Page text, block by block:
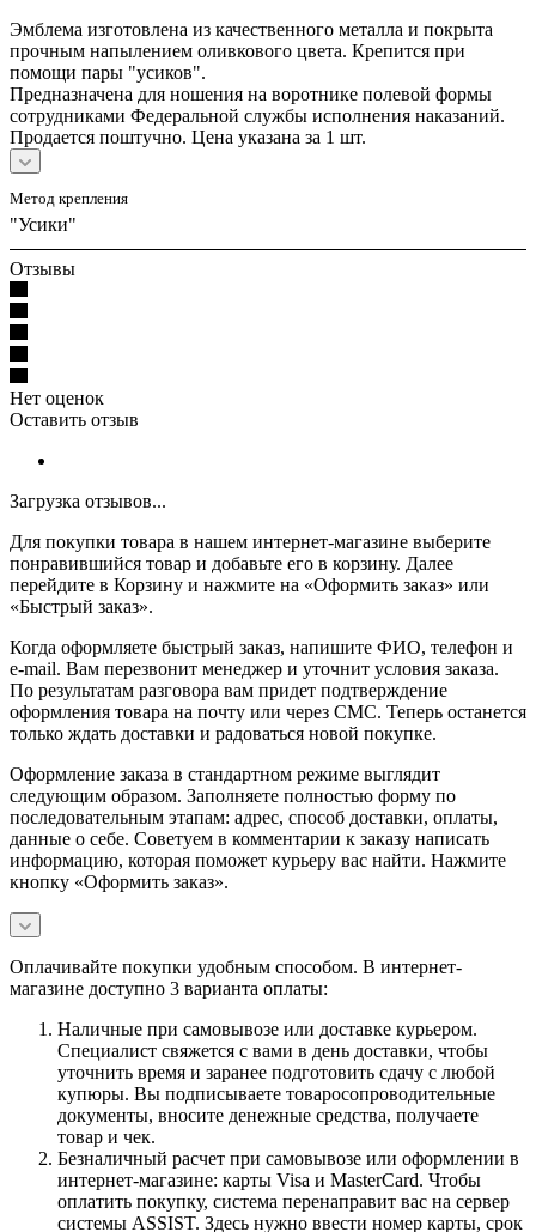
Эмблема изготовлена из качественного металла и покрыта
прочным напылением оливкового цвета. Крепится при
помощи пары "усиков".
Предназначена для ношения на воротнике полевой формы
сотрудниками Федеральной службы исполнения наказаний.
Продается поштучно. Цена указана за 1 шт.
Метод крепления
"Усики"
Отзывы
Нет оценок
Оставить отзыв
Загрузка отзывов...
Для покупки товара в нашем интернет-магазине выберите
понравившийся товар и добавьте его в корзину. Далее
перейдите в Корзину и нажмите на «Оформить заказ» или
«Быстрый заказ».
Когда оформляете быстрый заказ, напишите ФИО, телефон и
e-mail. Вам перезвонит менеджер и уточнит условия заказа.
По результатам разговора вам придет подтверждение
оформления товара на почту или через СМС. Теперь останется
только ждать доставки и радоваться новой покупке.
Оформление заказа в стандартном режиме выглядит
следующим образом. Заполняете полностью форму по
последовательным этапам: адрес, способ доставки, оплаты,
данные о себе. Советуем в комментарии к заказу написать
информацию, которая поможет курьеру вас найти. Нажмите
кнопку «Оформить заказ».
Оплачивайте покупки удобным способом. В интернет-
магазине доступно 3 варианта оплаты:
Наличные при самовывозе или доставке курьером.
Специалист свяжется с вами в день доставки, чтобы
уточнить время и заранее подготовить сдачу с любой
купюры. Вы подписываете товаросопроводительные
документы, вносите денежные средства, получаете
товар и чек.
Безналичный расчет при самовывозе или оформлении в
интернет-магазине: карты Visa и MasterCard. Чтобы
оплатить покупку, система перенаправит вас на сервер
системы ASSIST. Здесь нужно ввести номер карты, срок